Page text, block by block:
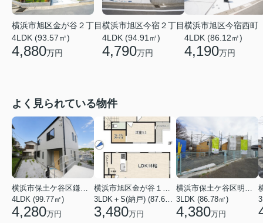
横浜市旭区金が谷２丁目
4LDK (93.57㎡)
4,880万円
横浜市旭区今宿２丁目
4LDK (94.91㎡)
4,790万円
横浜市旭区今宿西町
4LDK (86.12㎡)
4,190万円
よく見られている物件
4LDK (99.77㎡)
4,280万円 3,480万円
3LDK (86.78㎡)
4,380万円